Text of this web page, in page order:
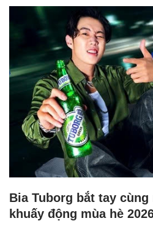
Bia Tuborg bắt tay cùng
khuấy động mùa hè